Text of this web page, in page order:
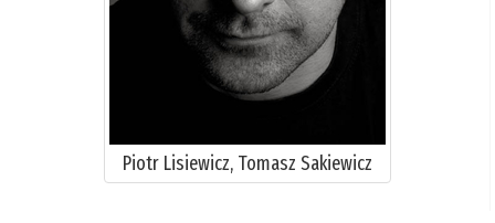
Piotr Lisiewicz, Tomasz Sakiewicz